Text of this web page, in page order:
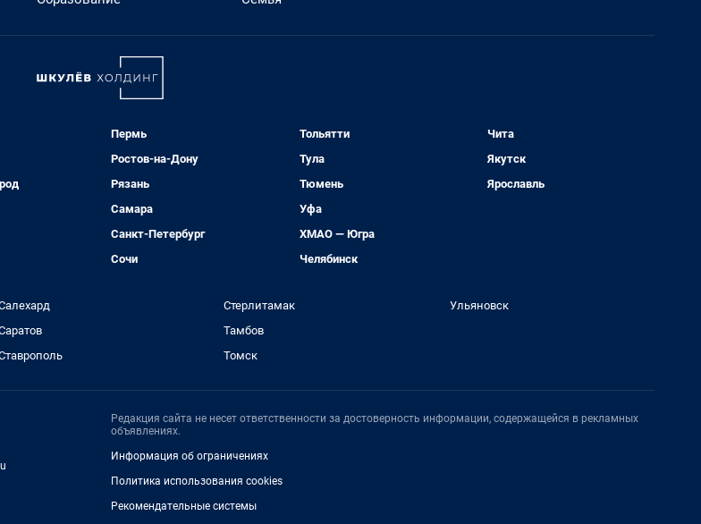
Пермь
Ростов-на-Дону
Рязань
Самара
Санкт-Петербург
Сочи
Тольятти
Тула
Тюмень
Уфа
ХМАО — Югра
Челябинск
Чита
Якутск
Ярославль
Стерлитамак
Тамбов
Томск
Ульяновск
Редакция сайта не несет ответственности за достоверность информации, содержащейся в рекламных
объявлениях.
Информация об ограничениях
Политика использования cookies
Рекомендательные системы